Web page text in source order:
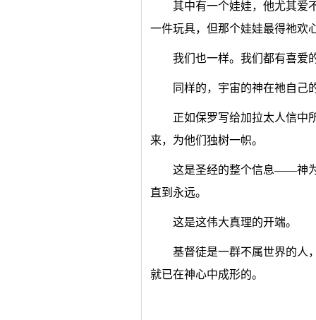
其中有一个娃娃，他尤其爱
一件玩具，但那个娃娃最得祂欢
我们也一样。我们都有喜爱
同样的，宇宙的神在祂自己
正如保罗写给加拉太人信中
来，为他们独树一帜。
这是圣经的整个信息——神
直到永远。
这是这伟大真理的开端。
基督徒是一群不属世界的
就已在神心中成形的。